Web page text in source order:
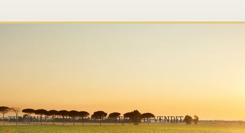
TERMINI E CONDIZIONI GENERALI DI VENDITA